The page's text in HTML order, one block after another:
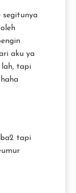
segitunya
aku ya
lah, tapi
tapi